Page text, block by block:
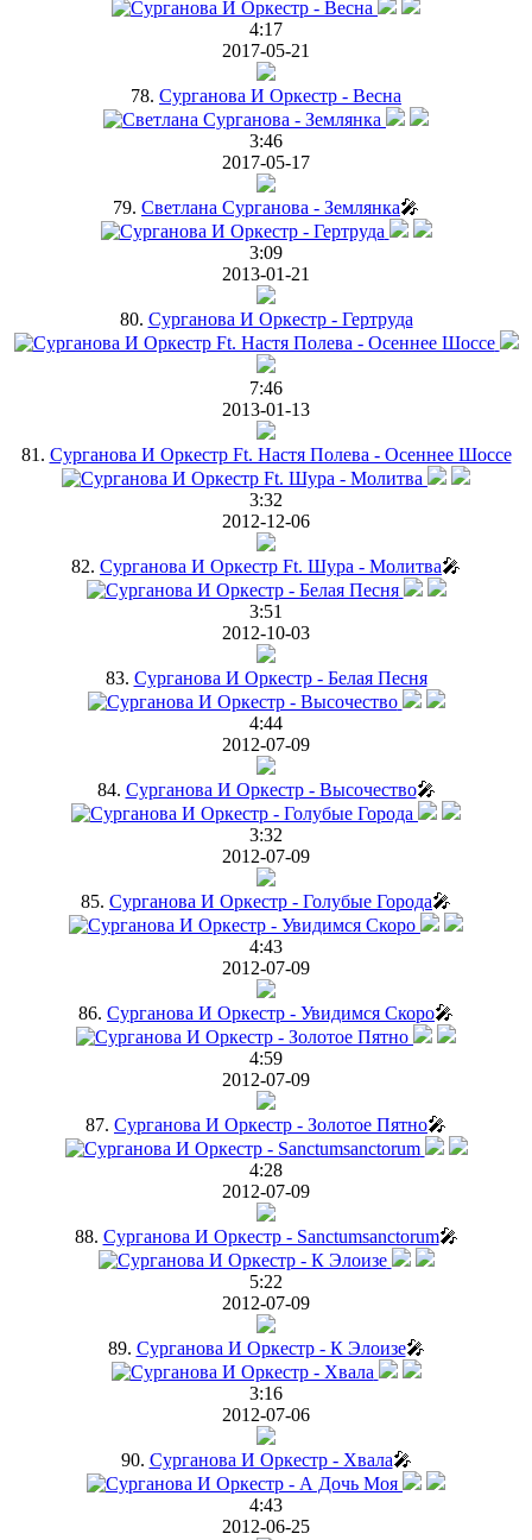
4:17
2017-05-21
78. Сурганова И Оркестр - Весна
3:46
2017-05-17
79. Светлана Сурганова - Землянка🎤
3:09
2013-01-21
80. Сурганова И Оркестр - Гертруда
7:46
2013-01-13
81. Cурганова И Оркестр Ft. Настя Полева - Осеннее Шоссе
3:32
2012-12-06
82. Сурганова И Оркестр Ft. Шура - Молитва🎤
3:51
2012-10-03
83. Сурганова И Оркестр - Белая Песня
4:44
2012-07-09
84. Сурганова И Оркестр - Высочество🎤
3:32
2012-07-09
85. Сурганова И Оркестр - Голубые Города🎤
4:43
2012-07-09
86. Сурганова И Оркестр - Увидимся Скоро🎤
4:59
2012-07-09
87. Сурганова И Оркестр - Золотое Пятно🎤
4:28
2012-07-09
88. Сурганова И Оркестр - Sanctumsanctorum🎤
5:22
2012-07-09
89. Сурганова И Оркестр - К Элоизе🎤
3:16
2012-07-06
90. Сурганова И Оркестр - Хвала🎤
4:43
2012-06-25